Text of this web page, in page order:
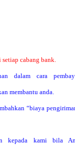
cabang bank.
dalam cara
membantu anda.
“biaya
kepada kami bila